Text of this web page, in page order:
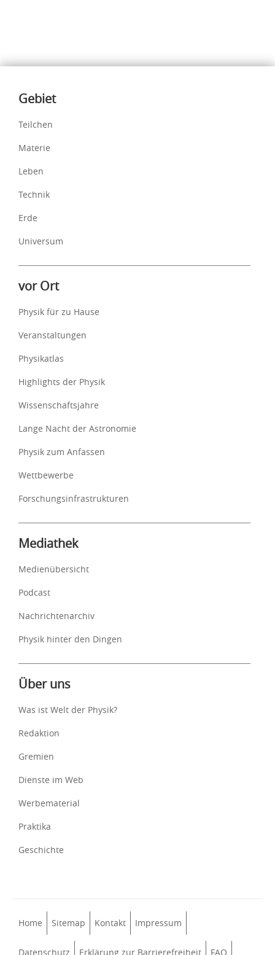
Inhalte
Gebiet
Teilchen
Materie
Leben
Technik
Erde
Universum
vor Ort
Physik für zu Hause
Veranstaltungen
Physikatlas
Highlights der Physik
Wissenschaftsjahre
Lange Nacht der Astronomie
Physik zum Anfassen
Wettbewerbe
Forschungsinfrastrukturen
Mediathek
Medienübersicht
Podcast
Nachrichtenarchiv
Physik hinter den Dingen
Über uns
Was ist Welt der Physik?
Redaktion
Gremien
Dienste im Web
Werbematerial
Praktika
Geschichte
Home Sitemap Kontakt Impressum
Datenschutz Erklärung zur Barrierefreiheit FAQ